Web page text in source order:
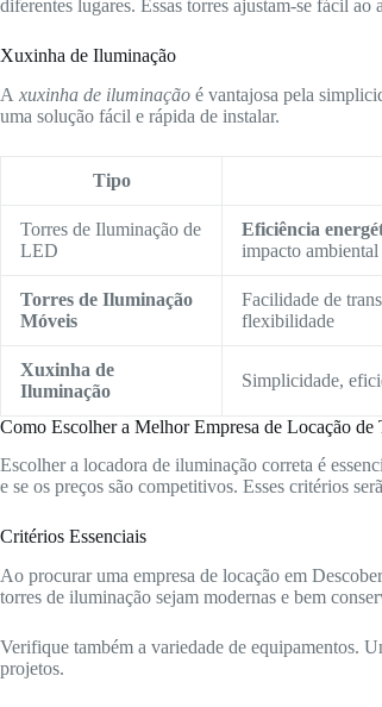
diferentes lugares. Essas torres ajustam-se fácil ao
Xuxinha de Iluminação
A xuxinha de iluminação é vantajosa pela
uma solução fácil e rápida de instalar.
Tipo
Torres de Iluminação de
LED
Eficiência
impacto ambiental
Torres de Iluminação
Móveis
Facilidade de
flexibilidade
Xuxinha de
Iluminação
Simplicidade,
Como Escolher a Melhor Empresa de Locação de
Escolher a locadora de iluminação correta é
e se os preços são competitivos. Esses critérios
Critérios Essenciais
Ao procurar uma empresa de locação em
torres de iluminação sejam modernas e bem
Verifique também a variedade de equipamentos.
projetos.